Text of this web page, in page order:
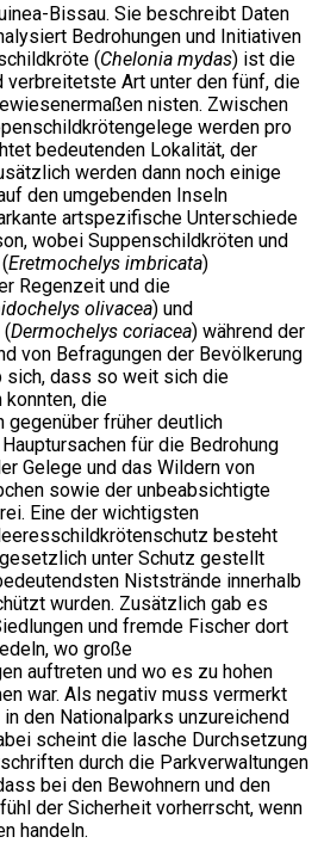
Bissau. Sie beschreibt Daten
Bedrohungen und Initiativen
(Chelonia mydas) ist die
Art unter den fünf, die
nisten. Zwischen
werden pro
bedeutenden Lokalität, der
werden dann noch einige
den umgebenden Inseln
artspezifische Unterschiede
wobei Suppenschildkröten und
Eretmochelys imbricata)
Regenzeit und die
olivacea) und
(Dermochelys coriacea) während der
von Befragungen der Bevölkerung
sich, dass so weit sich die
konnten, die
gegenüber früher deutlich
für die Bedrohung
Gelege und das Wildern von
sowie der unbeabsichtigte
Eine der wichtigsten
besteht
unter Schutz gestellt
Niststrände innerhalb
wurden. Zusätzlich gab es
und fremde Fischer dort
wo große
auftreten und wo es zu hohen
war. Als negativ muss vermerkt
den Nationalparks unzureichend
scheint die lasche Durchsetzung
durch die Parkverwaltungen
bei den Bewohnern und den
der Sicherheit vorherrscht, wenn
handeln.